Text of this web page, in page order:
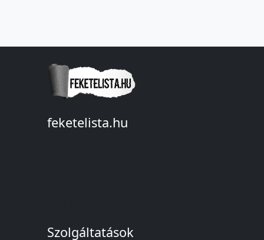
feketelista.hu
Szolgáltatások